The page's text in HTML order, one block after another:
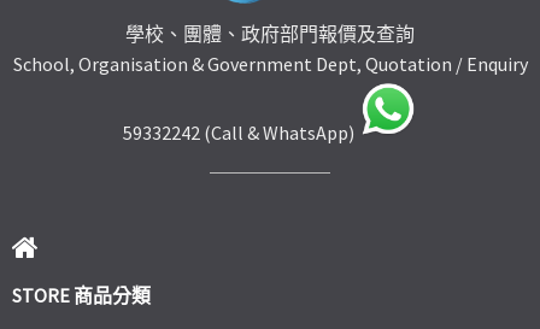
學校、團體、政府部門報價及查詢
School, Organisation & Government Dept, Quotation / Enquiry
59332242 (Call & WhatsApp)
STORE 商品分類